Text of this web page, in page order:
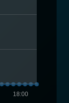
18:00